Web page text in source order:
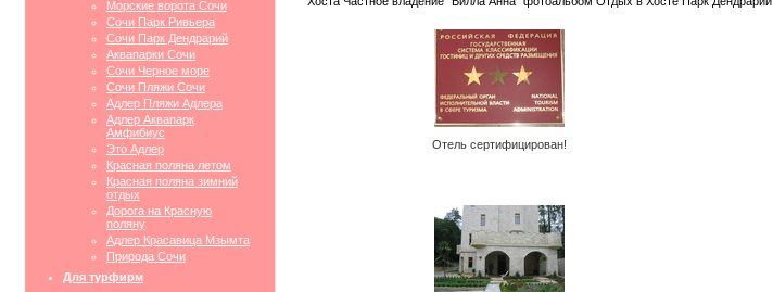
Морские ворота Сочи
Сочи Парк Ривьера
Сочи Парк Дендрарий
Аквапарки Сочи
Сочи Черное море
Сочи Пляжи Сочи
Адлер Пляжи Адлера
Адлер Аквапарк
Амфибиус
Это Адлер
Красная поляна летом
Красная поляна зимний
отдых
Дорога на Красную
поляну
Адлер Красавица Мзымта
Природа Сочи
Для турфирм
Отель сертифицирован!